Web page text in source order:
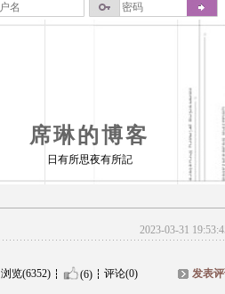
席琳的博客
日有所思夜有所記
2023-03-31
浏览(6352) (6) 评论(0) 发表